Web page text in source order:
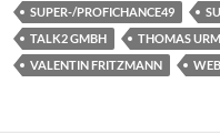
SUPER-/PROFICHANCE49
TALK2 GMBH
THOMAS
VALENTIN FRITZMANN